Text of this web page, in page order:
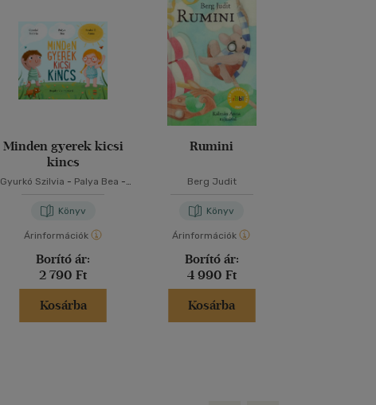
Minden gyerek kicsi
kincs
Gyurkó Szilvia - Palya Bea -
Könyv
Árinformációk
Borító ár:
2 790 Ft
Kosárba
Rumini
Berg Judit
Könyv
Árinformációk
Borító ár:
4 990 Ft
Kosárba